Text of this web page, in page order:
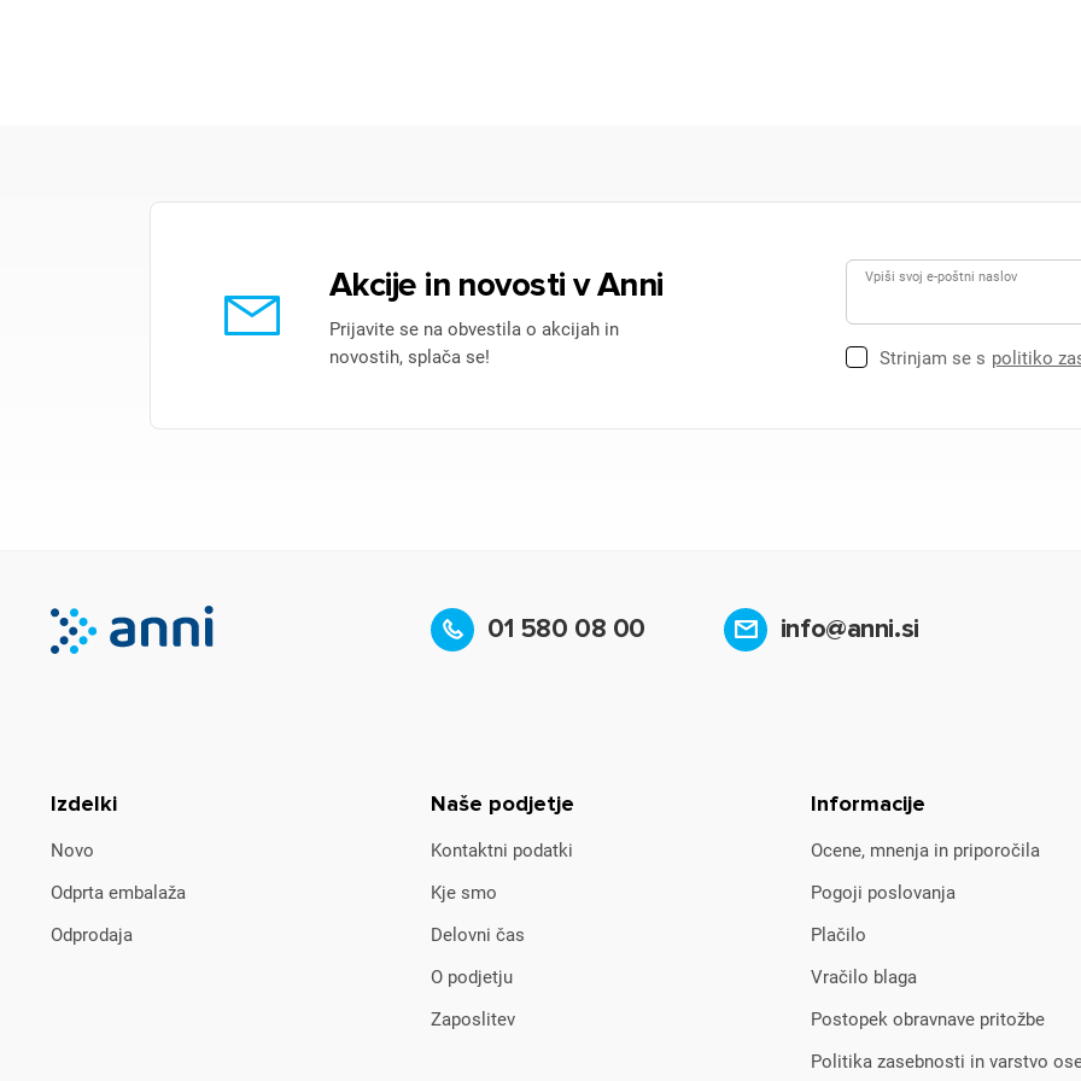
Akcije in novosti v Anni
Prijavite se na obvestila o akcijah in
novostih, splača se!
Vpiši svoj e-poštni naslov
Strinjam se s politiko
01 580 08 00 info@anni.si
Izdelki
Novo
Odprta embalaža
Odprodaja
Naše podjetje
Kontaktni podatki
Kje smo
Delovni čas
O podjetju
Zaposlitev
Informacije
Ocene, mnenja in priporočila
Pogoji poslovanja
Plačilo
Vračilo blaga
Postopek obravnave pritožbe
Politika zasebnosti in varstvo